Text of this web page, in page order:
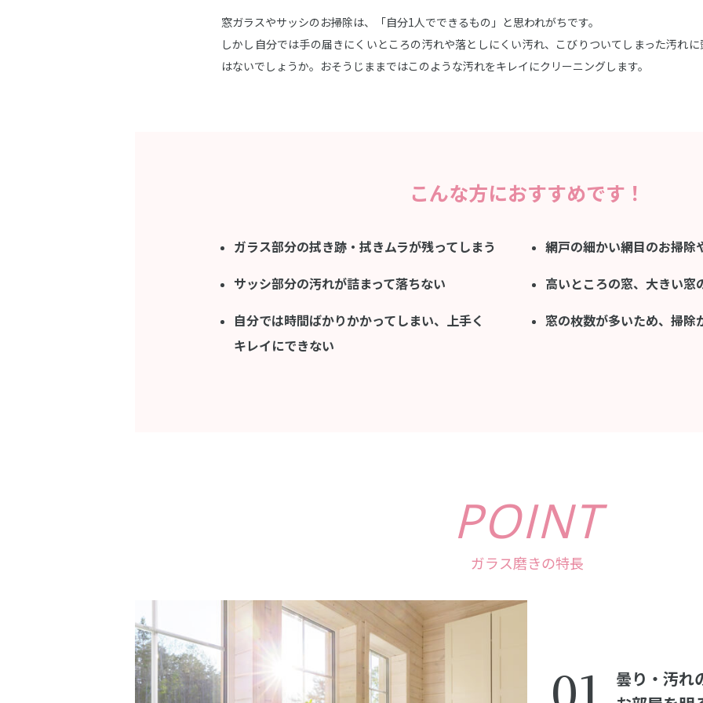
窓ガラスやサッシのお掃除は、「自分1人でできるもの」と思われがちです。
しかし自分では手の届きにくいところの汚れや落としにくい汚れ、こびりついてしまった汚れ
はないでしょうか。おそうじままではこのような汚れをキレイにクリーニングします。
こんな方におすすめです！
ガラス部分の拭き跡・拭きムラが残ってしまう
網戸の細かい網目のお掃除
サッシ部分の汚れが詰まって落ちない
高いところの窓、大きい窓
自分では時間ばかりかかってしまい、上手く
キレイにできない
窓の枚数が多いため、掃除
POINT
ガラス磨きの特長
曇り・汚れ